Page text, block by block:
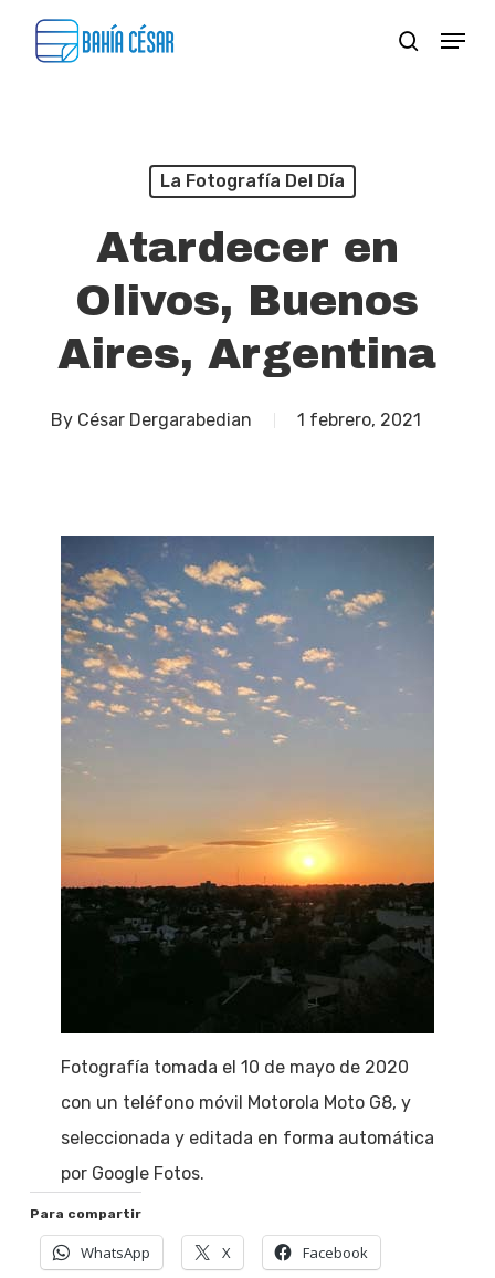
search
Menu
La Fotografía Del Día
Atardecer en
Olivos, Buenos
Aires, Argentina
By César Dergarabedian 1 febrero, 2021
Fotografía tomada el 10 de mayo de 2020
con un teléfono móvil Motorola Moto G8, y
seleccionada y editada en forma automática
por Google Fotos.
Para compartir
WhatsApp X Facebook